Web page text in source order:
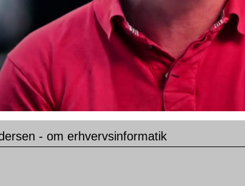
- om erhvervsinformatik